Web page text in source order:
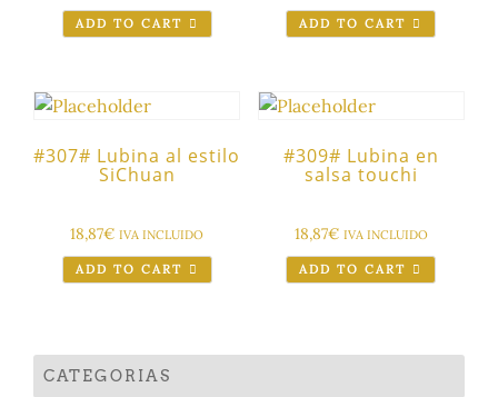
ADD TO CART ADD TO CART
#307# Lubina al estilo
SiChuan
18,87€ IVA INCLUIDO
ADD TO CART
#309# Lubina en
salsa touchi
18,87€ IVA INCLUIDO
ADD TO CART
CATEGORIAS